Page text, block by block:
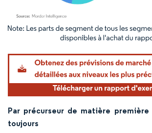
Image © Mordor Intelligence. La réutilisation nécessite
Par précurseur de matière première
toujours